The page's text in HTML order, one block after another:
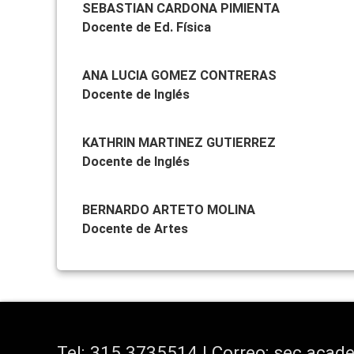
SEBASTIAN CARDONA PIMIENTA
Docente de Ed. Física
ANA LUCIA GOMEZ CONTRERAS
Docente de Inglés
KATHRIN MARTINEZ GUTIERREZ
Docente de Inglés
BERNARDO ARTETO MOLINA
Docente de Artes